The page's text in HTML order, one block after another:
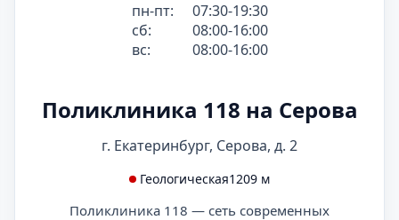
пн-пт:
07:30-19:30
сб:
08:00-16:00
вс:
08:00-16:00
Поликлиника 118 на Серова
г. Екатеринбург, Серова, д. 2
Геологическая1209 м
Поликлиника 118 — сеть современных